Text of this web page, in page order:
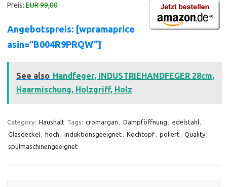
Preis: EUR 99,00
Angebotspreis: [wpramaprice
asin=”B004R9PRQW”]
See also Handfeger, INDUSTRIEHANDFEGER 28cm,
Haarmischung, Holzgriff, Holz
Category: Haushalt Tags: cromargan , Dampföffnung , edelstahl,
Glasdeckel, hoch , induktionsgeeignet, Kochtopf, poliert, Quality,
spülmaschinengeeignet